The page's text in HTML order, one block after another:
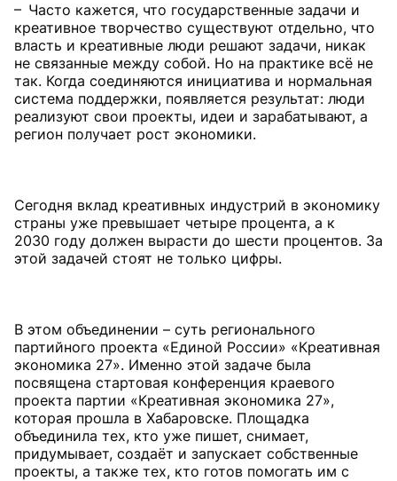
– Часто кажется, что государственные задачи и
креативное творчество существуют отдельно, что
власть и креативные люди решают задачи, никак
не связанные между собой. Но на практике всё не
так. Когда соединяются инициатива и нормальная
система поддержки, появляется результат: люди
реализуют свои проекты, идеи и зарабатывают, а
регион получает рост экономики.
Сегодня вклад креативных индустрий в экономику
страны уже превышает четыре процента, а к
2030 году должен вырасти до шести процентов. За
этой задачей стоят не только цифры.
В этом объединении – суть регионального
партийного проекта «Единой России» «Креативная
экономика 27». Именно этой задаче была
посвящена стартовая конференция краевого
проекта партии «Креативная экономика 27»,
которая прошла в Хабаровске. Площадка
объединила тех, кто уже пишет, снимает,
придумывает, создаёт и запускает собственные
проекты, а также тех, кто готов помогать им с